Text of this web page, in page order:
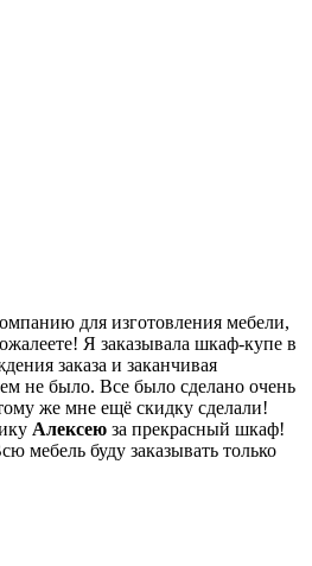
для изготовления мебели,
Я заказывала шкаф-купе в
заказа и заканчивая
не было. Все было сделано очень
же мне ещё скидку сделали!
Алексею за прекрасный шкаф!
мебель буду заказывать только